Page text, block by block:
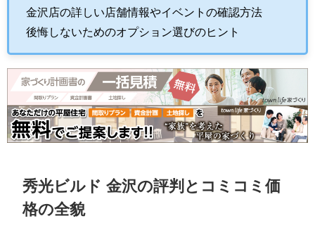
金沢店の詳しい店舗情報やイベントの確認方法
後悔しないためのオプション選びのヒント
秀光ビルド 金沢の評判とコミコミ価
格の全貌